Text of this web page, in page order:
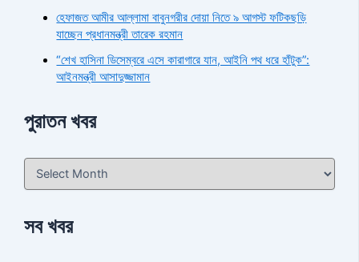
হেফাজত আমীর আল্লামা বাবুনগরীর দোয়া নিতে ৯ আগস্ট ফটিকছড়ি
যাচ্ছেন প্রধানমন্ত্রী তারেক রহমান
“শেখ হাসিনা ডিসেম্বরে এসে কারাগারে যান, আইনি পথ ধরে হাঁটুক”:
আইনমন্ত্রী আসাদুজ্জামান
পুরাতন খবর
সব খবর